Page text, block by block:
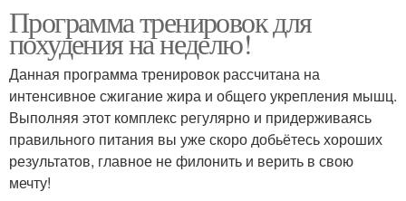
Программа тренировок для
похудения на неделю!
Данная программа тренировок рассчитана на
интенсивное сжигание жира и общего укрепления мышц.
Выполняя этот комплекс регулярно и придерживаясь
правильного питания вы уже скоро добьётесь хороших
результатов, главное не филонить и верить в свою
мечту!